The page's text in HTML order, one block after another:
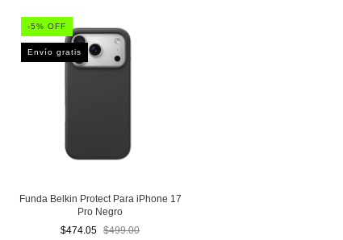
-5% OFF
Envío gratis
Funda Belkin Protect Para iPhone 17
Pro Negro
$474.05 $499.00